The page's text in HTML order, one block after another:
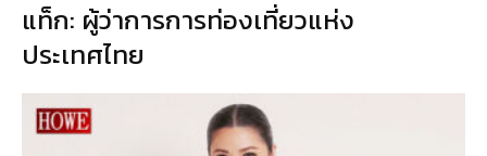
แท็ก: ผู้ว่าการการท่องเที่ยวแห่ง
ประเทศไทย